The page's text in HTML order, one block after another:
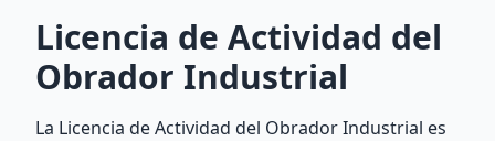
Licencia de Actividad del
Obrador Industrial
La Licencia de Actividad del Obrador Industrial es